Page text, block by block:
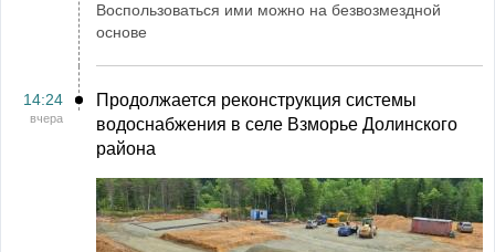
Воспользоваться ими можно на безвозмездной
основе
14:24
вчера
Продолжается реконструкция системы
водоснабжения в селе Взморье Долинского
района